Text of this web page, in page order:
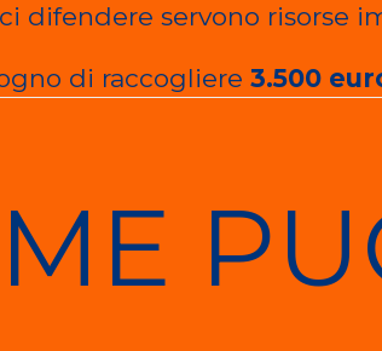
difendere servono risorse
di raccogliere 3.500